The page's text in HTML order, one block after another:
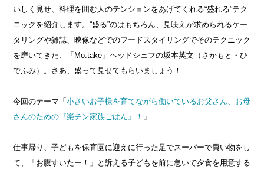
いしく見せ、料理を囲む人のテンションをあげてくれる“盛れる”テク
ニックを紹介します。“盛る”のはもちろん、見映えが求められるケー
タリングや雑誌、映像などでのフードスタイリングでそのテクニック
を磨いてきた、「Mo:take」ヘッドシェフの坂本英文（さかもと・ひ
でふみ）。さあ、盛って見せてもらいましょう！
今回のテーマ「小さいお子様を育てながら働いているお父さん、お母
さんのための『楽チン家族ごはん』！ 」
仕事帰り、子どもを保育園に迎えに行った足でスーパーで買い物をし
て、「お腹すいたー！」と訴える子どもを前に急いで夕食を用意する